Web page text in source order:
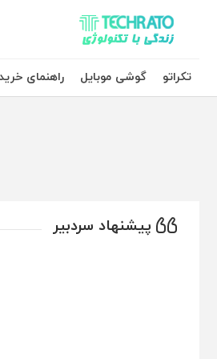
تکراتو – زندگی با تکنولوژی
تکراتو گوشی موبایل راهنمای
پیشنهاد سردبیر